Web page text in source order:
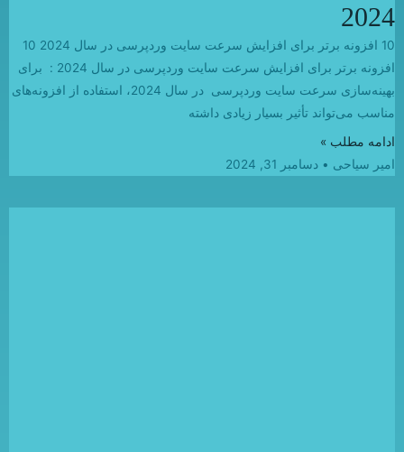
2024
10 افزونه برتر برای افزایش سرعت سایت وردپرسی در سال 2024 10
افزونه برتر برای افزایش سرعت سایت وردپرسی در سال 2024 : برای
بهینه‌سازی سرعت سایت وردپرسی در سال 2024، استفاده از افزونه‌های
مناسب می‌تواند تأثیر بسیار زیادی داشته
ادامه مطلب »
امیر سیاحی
دسامبر 31, 2024